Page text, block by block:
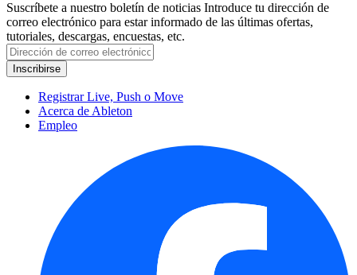
Suscríbete a nuestro boletín de noticias Introduce tu dirección de
correo electrónico para estar informado de las últimas ofertas,
tutoriales, descargas, encuestas, etc.
Registrar Live, Push o Move
Acerca de Ableton
Empleo